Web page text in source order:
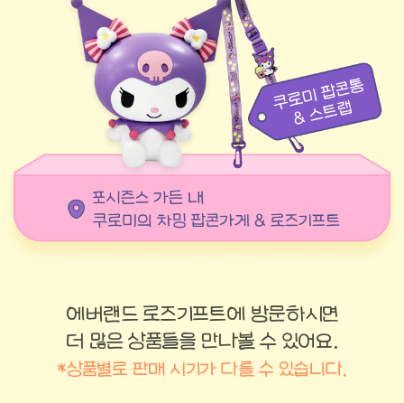
에버랜드 로즈기프트에 방문하시면
더 많은 상품들을 만나볼 수 있어요.
*상품별로 판매 시기가 다를 수 있습니다.